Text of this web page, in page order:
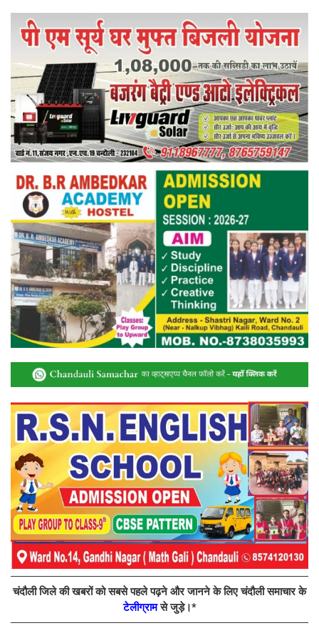
चंदौली जिले की खबरों को सबसे पहले पढ़ने और जानने के लिए चंदौली समाचार के
टेलीग्रामसे जुड़े।*